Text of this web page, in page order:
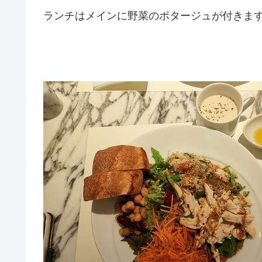
ランチはメインに野菜のポタージュが付きま